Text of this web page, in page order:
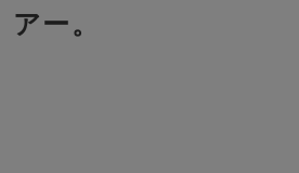
アー。